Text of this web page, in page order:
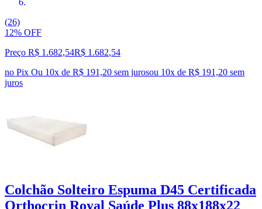
(26)
12% OFF
Preço R$ 1.682,54R$ 1.682,54
no Pix Ou 10x de R$ 191,20 sem jurosou 10x de R$ 191,20 sem
juros
Colchão Solteiro Espuma D45 Certificada
Orthocrin Royal Saúde Plus 88x188x22